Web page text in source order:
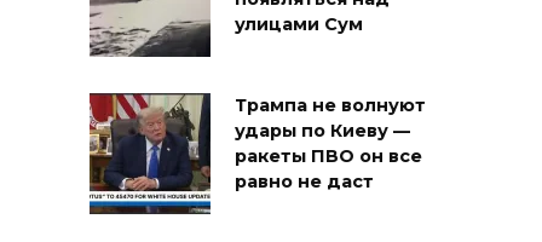
улицами Сум
Трампа не волнуют
удары по Киеву —
ракеты ПВО он все
равно не даст